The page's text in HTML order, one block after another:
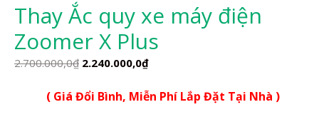
Thay Ắc quy xe máy điện
Zoomer X Plus
2.700.000,0₫ Giá
là:
2.240.000,0₫Giá
tại
( Giá Đổi Bình, Miễn Phí Lắp Đặt Tại Nhà )